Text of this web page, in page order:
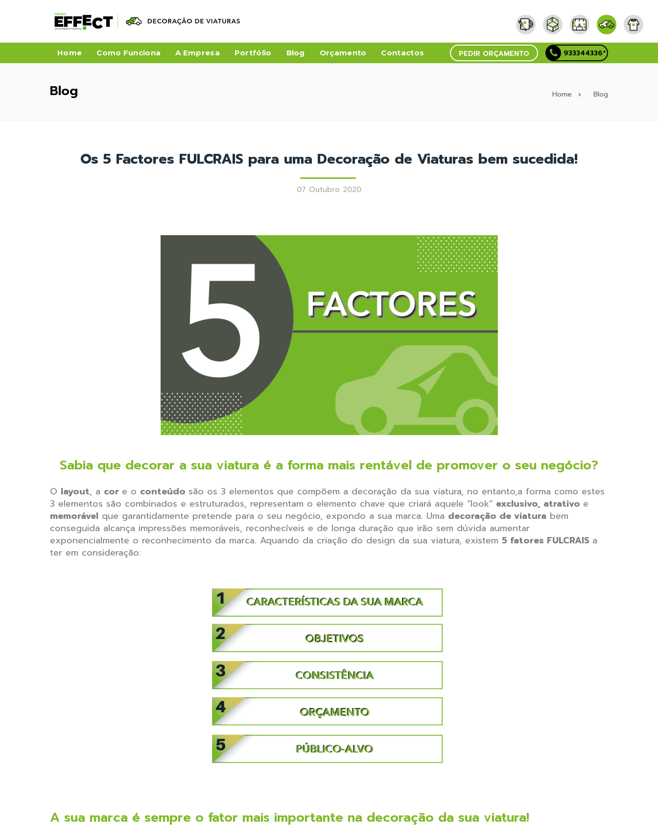
Home Como Funciona A Empresa Portfólio Blog Orçamento Contactos PEDIR ORÇAMENTO 933344336*
Blog Home Blog
Os 5 Factores FULCRAIS para uma Decoração de Viaturas bem sucedida!
07 Outubro 2020
Sabia que decorar a sua viatura é a forma mais rentável de promover o seu negócio?
O layout, a cor e o conteúdo são os 3 elementos que compõem a decoração da sua viatura, no entanto,a forma como estes
3 elementos são combinados e estruturados, representam o elemento chave que criará aquele “look” exclusivo, atrativo e
memorável que garantidamente pretende para o seu negócio, expondo a sua marca. Uma decoração de viatura bem
conseguida alcança impressões memoráveis, reconhecíveis e de longa duração que irão sem dúvida aumentar
exponencialmente o reconhecimento da marca. Aquando da criação do design da sua viatura, existem 5 fatores FULCRAIS a
ter em consideração:
A sua marca é sempre o fator mais importante na decoração da sua viatura!